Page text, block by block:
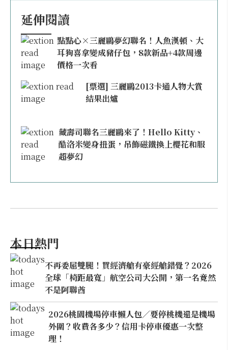
延伸閱讀
點點心×三麗鷗夢幻聯名！人魚漢頓、大
耳狗喜拿變成豬仔包，8款新品+4款周邊
價格一次看
[票選] 三麗鷗2013卡通人物大賞
結果出爐
藏壽司聯名三麗鷗來了！Hello Kitty、
酷洛米變身扭蛋，吊飾磁鐵換上櫻花和服
超夢幻
本日熱門
不再委屈雙腿！買經濟艙有豪經艙錯覺？2026
全球「椅距最寬」航空公司大公開，第一名竟然
不是阿聯酋
2026桃園機場停車懶人包／要停桃機還是機場
外圍？收費各多少？信用卡停車優惠一次整
理！